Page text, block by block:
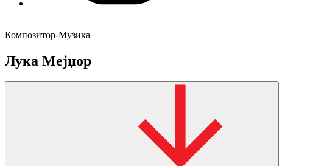
Композитор-Музика
Лука Мејџор